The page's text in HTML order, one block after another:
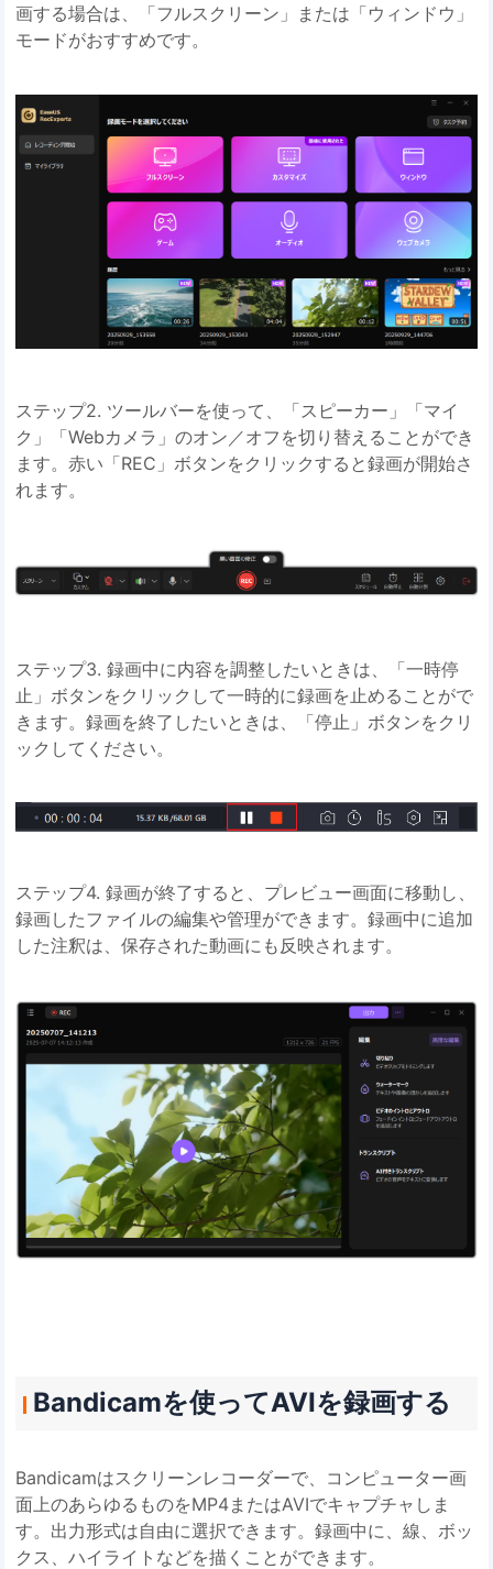
画する場合は、「フルスクリーン」または「ウィンドウ」
モードがおすすめです。
ステップ2. ツールバーを使って、「スピーカー」「マイ
ク」「Webカメラ」のオン／オフを切り替えることができ
ます。赤い「REC」ボタンをクリックすると録画が開始さ
れます。
ステップ3. 録画中に内容を調整したいときは、「一時停
止」ボタンをクリックして一時的に録画を止めることがで
きます。録画を終了したいときは、「停止」ボタンをクリ
ックしてください。
ステップ4. 録画が終了すると、プレビュー画面に移動し、
録画したファイルの編集や管理ができます。録画中に追加
した注釈は、保存された動画にも反映されます。
Bandicamを使ってAVIを録画する
Bandicamはスクリーンレコーダーで、コンピューター画
面上のあらゆるものをMP4またはAVIでキャプチャしま
す。出力形式は自由に選択できます。録画中に、線、ボッ
クス、ハイライトなどを描くことができます。